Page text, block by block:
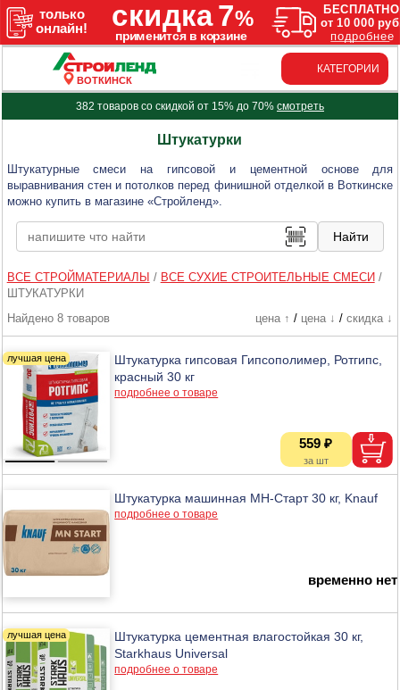
ВОТКИНСК
КАТЕГОРИИ
382 товаров со скидкой от 15% до 70% смотреть
Штукатурки
Штукатурные смеси на гипсовой и цементной основе для
выравнивания стен и потолков перед финишной отделкой в Воткинске
можно купить в магазине «Стройленд».
ВСЕ СТРОЙМАТЕРИАЛЫ / ВСЕ СУХИЕ СТРОИТЕЛЬНЫЕ СМЕСИ /
ШТУКАТУРКИ
Найдено 8 товаров
цена ↑ / цена ↓ / скидка ↓
Штукатурка гипсовая Гипсополимер, Ротгипс,
красный 30 кг
подробнее о товаре
559 ₽
Штукатурка машинная МН-Старт 30 кг, Knauf
подробнее о товаре
временно нет
Штукатурка цементная влагостойкая 30 кг,
Starkhaus Universal
подробнее о товаре